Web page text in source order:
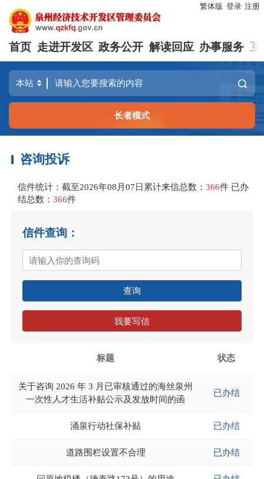
繁体版 登录 注册
首页 走进开发区 政务公开 解读回应 办事服务 互
长者模式
咨询投诉
信件统计：截至2026年08月07日累计来信总数：366件 已办
结总数：366件
信件查询：
查询
我要写信
标题 状态
关于咨询 2026 年 3 月已审核通过的海丝泉州
一次性人才生活补贴公示及发放时间的函
已办结
涌泉行动社保补贴 已办结
道路围栏设置不合理 已办结